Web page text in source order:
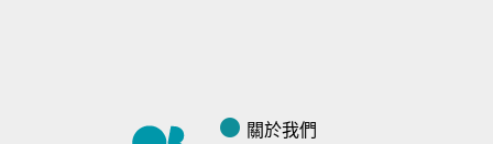
關於我們